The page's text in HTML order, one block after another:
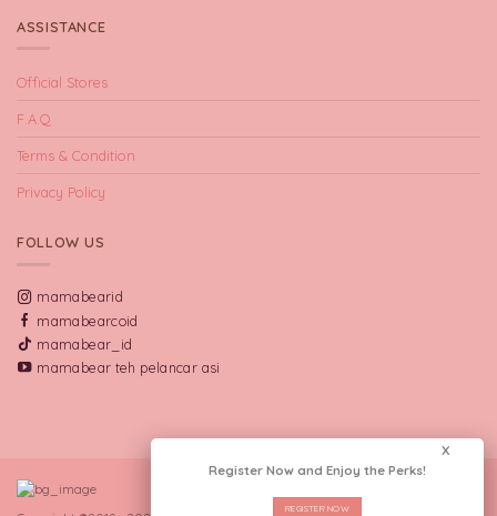
ASSISTANCE
Official Stores
F.A.Q
Terms & Condition
Privacy Policy
FOLLOW US
mamabearid
mamabearcoid
mamabear_id
mamabear teh pelancar asi
X
Register Now and Enjoy the Perks!
REGISTER NOW